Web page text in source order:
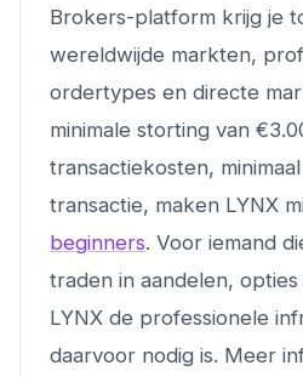
Brokers-platform krijg je
wereldwijde markten,
ordertypes en directe
minimale storting van
transactiekosten,
transactie, maken LYNX
beginners. Voor iemand
traden in aandelen,
LYNX de professionele
daarvoor nodig is. Meer